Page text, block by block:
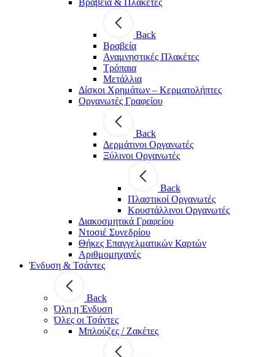
Back
Βραβεία
Αναμνηστικές Πλακέτες
Τρόπαια
Μετάλλια
Δίσκοι Χρημάτων – Κερματολήπτες
Οργανωτές Γραφείου
Back
Δερμάτινοι Οργανωτές
Ξύλινοι Οργανωτές
Back
Πλαστικοί Οργανωτές
Κρυστάλλινοι Οργανωτές
Διακοσμητικά Γραφείου
Ντοσιέ Συνεδρίου
Θήκες Επαγγελματικών Καρτών
Αριθμομηχανές
Ένδυση & Τσάντες
Back
Όλη η Ένδυση
Όλες οι Τσάντες
Μπλούζες / Ζακέτες